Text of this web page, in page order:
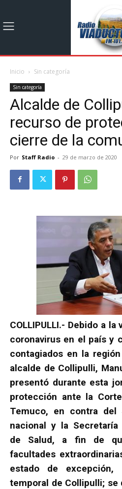
Inicio Sin categoría
Sin categoría
Alcalde de
recurso de
cierre de la
Por Staff Radio - 29 de marzo de 2020
COLLIPULLI.- Debido a
coronavirus en el país y
contagiados en la
alcalde de Collipulli,
presentó durante esta
protección ante la
Temuco, en contra
nacional y la Secretaría
de Salud, a fin de
facultades
estado de
temporal de Collipulli; se